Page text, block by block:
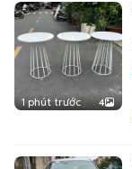
1 phút trước 4